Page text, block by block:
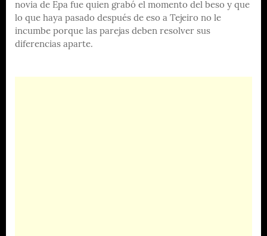
novia de Epa fue quien grabó el momento del beso y que
lo que haya pasado después de eso a Tejeiro no le
incumbe porque las parejas deben resolver sus
diferencias aparte.